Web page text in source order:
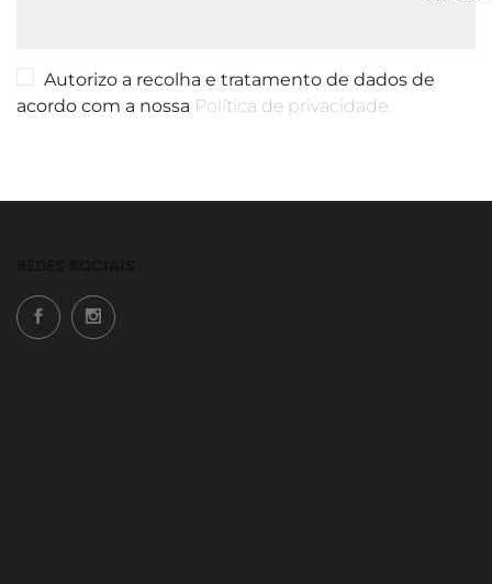
Autorizo a recolha e tratamento de dados de
acordo com a nossa Política de privacidade.